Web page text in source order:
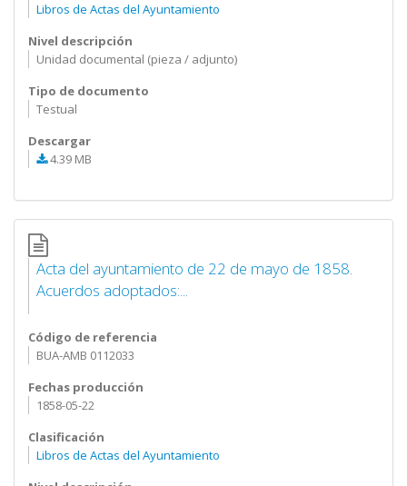
Libros de Actas del Ayuntamiento
Nivel descripción
Unidad documental (pieza / adjunto)
Tipo de documento
Testual
Descargar
4.39 MB
Acta del ayuntamiento de 22 de mayo de 1858.
Acuerdos adoptados:...
Código de referencia
BUA-AMB 0112033
Fechas producción
1858-05-22
Clasificación
Libros de Actas del Ayuntamiento